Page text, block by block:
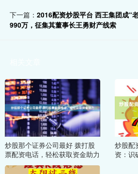
下一篇： 2016配资炒股平台 西王集团成“
990万，征集其董事长王勇财产线索
炒股那个证券公司最好 拨打股
票配资电话，轻松获取资金助力
炒股配
资：识